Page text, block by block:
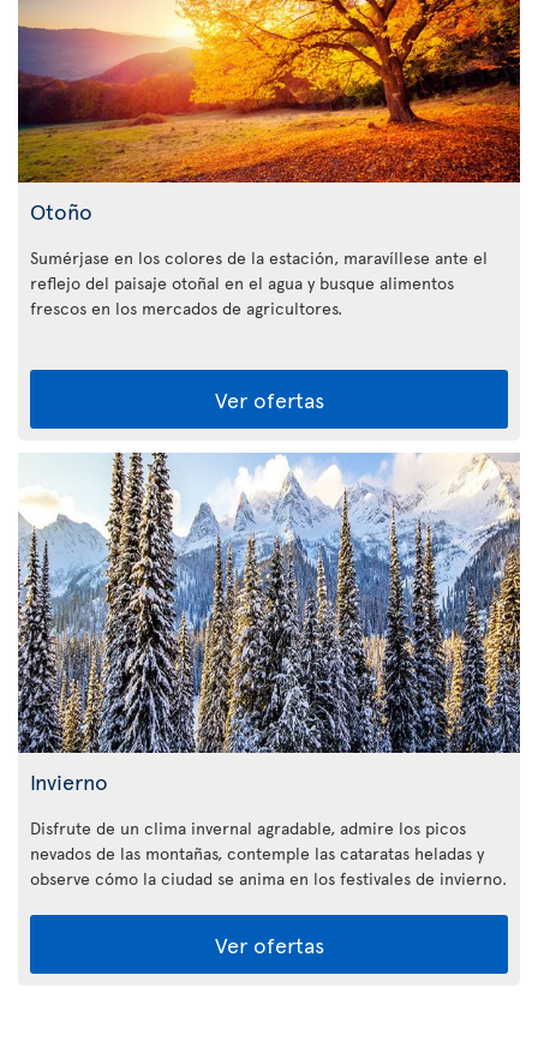
Otoño
Sumérjase en los colores de la estación, maravíllese ante el
reflejo del paisaje otoñal en el agua y busque alimentos
frescos en los mercados de agricultores.
Ver ofertas
Invierno
Disfrute de un clima invernal agradable, admire los picos
nevados de las montañas, contemple las cataratas heladas y
observe cómo la ciudad se anima en los festivales de invierno.
Ver ofertas